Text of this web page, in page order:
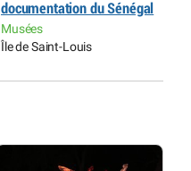
documentation du Sénégal
Musées
Île de Saint-Louis